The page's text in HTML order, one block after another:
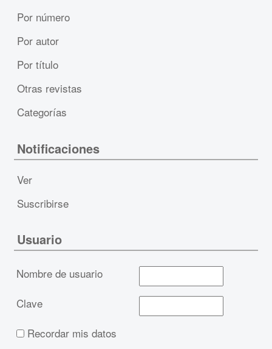
Por número
Por autor
Por título
Otras revistas
Categorías
Notificaciones
Ver
Suscribirse
Usuario
Nombre de usuario
Clave
Recordar mis datos